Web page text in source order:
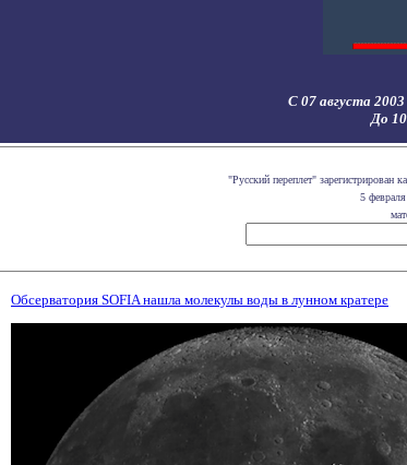
С 07 августа
До
"Русский переплет" зарегистрирован
5
Обсерватория SOFIA нашла молекулы воды в лунном кратере